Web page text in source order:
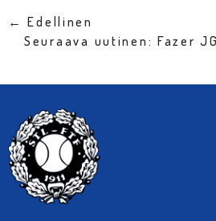
← Edellinen
Seuraava uutinen: Fazer